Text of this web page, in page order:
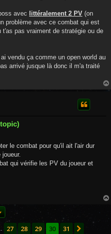
avec
littéralement 2 PV (on
problème avec ce combat qui est
pas vraiment de stratégie ou de
vendu ça comme un open world au
arrivé jusque là donc il m'a traité
le combat pour qu'il ait l'air dur
qui vérifie les PV du joueur et
31
27 28 29 30 31